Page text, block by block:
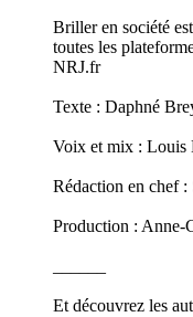
Briller en société
toutes les
NRJ.fr
Texte : Daphné
Voix et mix : Louis
Rédaction en chef
Production :
Et découvrez les